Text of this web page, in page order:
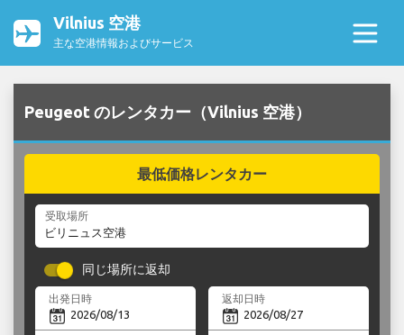
Vilnius 空港
主な空港情報およびサービス
Peugeot のレンタカー（Vilnius 空港）
最低価格レンタカー
受取場所
同じ場所に返却
出発日時 返却日時